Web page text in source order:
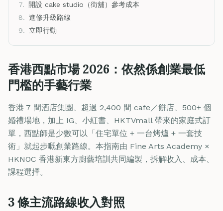
7.
開設 cake studio（街舖）參考成本
8. 進修升級路線
9.
立即行動
香港西點市場 2026：依然係創業最低
門檻的手藝行業
香港 7 間酒店集團、超過 2,400 間 cafe／餅店、500+ 個
婚禮場地，加上 IG、小紅書、HKTVmall 帶來的家庭式訂
單，西點師是少數可以「住宅單位 + 一台烤爐 + 一套技
術」就起步嘅創業路線。本指南由 Fine Arts Academy ×
HKNOC 香港新東方廚藝培訓共同編製，拆解收入、成本、
課程選擇。
3 條主流路線收入對照